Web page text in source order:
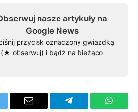
nasze artykuły na
Google News
przycisk oznaczony gwiazdką
(★ obserwuj) i bądź na bieżąco
Email Telegram